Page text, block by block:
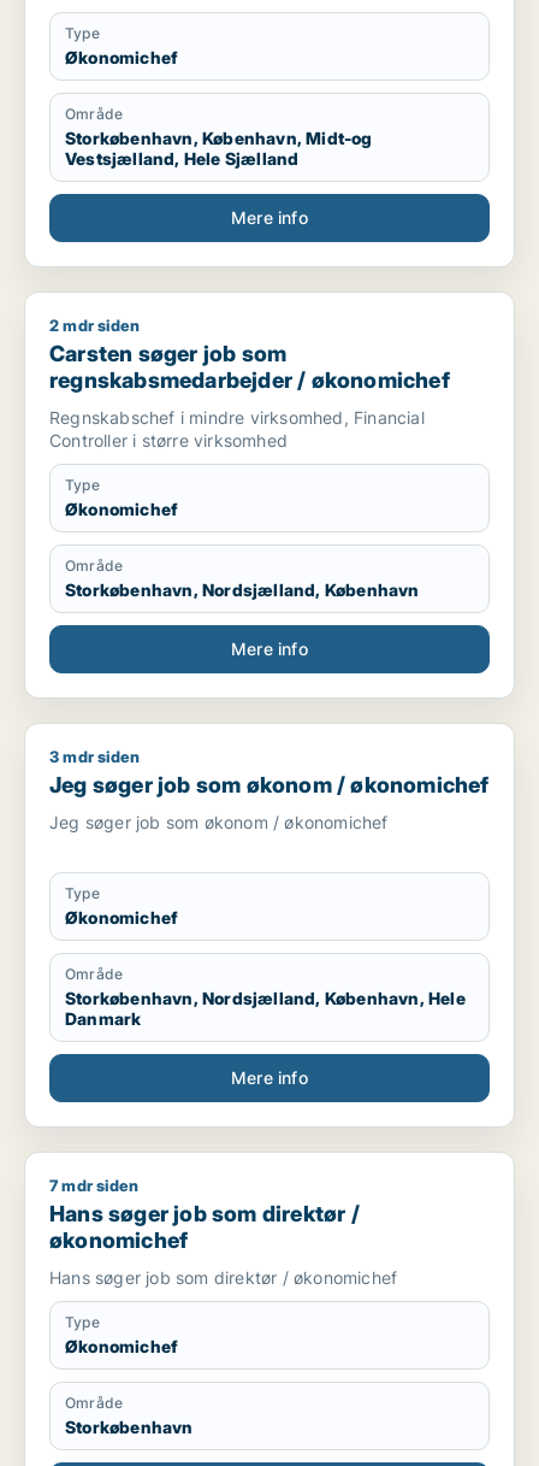
Type
Økonomichef
Område
Storkøbenhavn, København, Midt-og
Vestsjælland, Hele Sjælland
Mere info
Carsten søger job som regnskabsmedarbejder /
2 mdr siden
Carsten søger job som
regnskabsmedarbejder / økonomichef
Regnskabschef i mindre virksomhed, Financial
Controller i større virksomhed
Type
Økonomichef
Område
Storkøbenhavn, Nordsjælland, København
Mere info
Jeg søger job som økonom / økonomichef
3 mdr siden
Jeg søger job som økonom / økonomichef
Jeg søger job som økonom / økonomichef
Type
Økonomichef
Område
Storkøbenhavn, Nordsjælland, København, Hele
Danmark
Mere info
Hans søger job som direktør / økonomichef
7 mdr siden
Hans søger job som direktør /
økonomichef
Hans søger job som direktør / økonomichef
Type
Økonomichef
Område
Storkøbenhavn